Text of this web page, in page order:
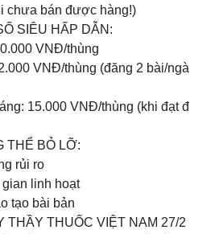
chưa bán được hàng!)
SIÊU HẤP DẪN:
VNĐ/thùng
VNĐ/thùng (đăng 2 bài/ngà
15.000 VNĐ/thùng (khi đạt đ
THỂ BỎ LỠ:
rủi ro
linh hoạt
tạo bài bản
THẦY THUỐC VIỆT NAM 27/2